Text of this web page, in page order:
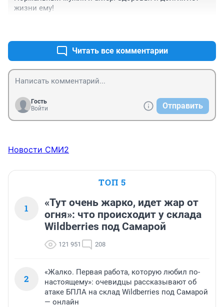
жизни ему!
Читать все комментарии
Гость
Войти
Отправить
Новости СМИ2
ТОП 5
1
«Тут очень жарко, идет жар от
огня»: что происходит у склада
Wildberries под Самарой
121 951 208
2
«Жалко. Первая работа, которую любил по-
настоящему»: очевидцы рассказывают об
атаке БПЛА на склад Wildberries под Самарой
— онлайн